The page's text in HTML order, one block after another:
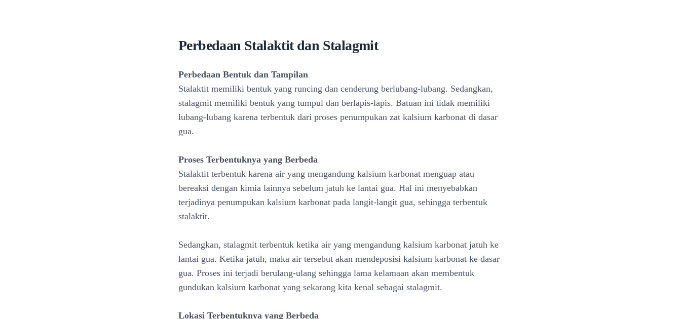
Perbedaan Stalaktit dan Stalagmit
Perbedaan Bentuk dan Tampilan
Stalaktit memiliki bentuk yang runcing dan cenderung berlubang-lubang. Sedangkan,
stalagmit memiliki bentuk yang tumpul dan berlapis-lapis. Batuan ini tidak memiliki
lubang-lubang karena terbentuk dari proses penumpukan zat kalsium karbonat di dasar
gua.
Proses Terbentuknya yang Berbeda
Stalaktit terbentuk karena air yang mengandung kalsium karbonat menguap atau
bereaksi dengan kimia lainnya sebelum jatuh ke lantai gua. Hal ini menyebabkan
terjadinya penumpukan kalsium karbonat pada langit-langit gua, sehingga terbentuk
stalaktit.
Sedangkan, stalagmit terbentuk ketika air yang mengandung kalsium karbonat jatuh ke
lantai gua. Ketika jatuh, maka air tersebut akan mendeposisi kalsium karbonat ke dasar
gua. Proses ini terjadi berulang-ulang sehingga lama kelamaan akan membentuk
gundukan kalsium karbonat yang sekarang kita kenal sebagai stalagmit.
Lokasi Terbentuknya yang Berbeda